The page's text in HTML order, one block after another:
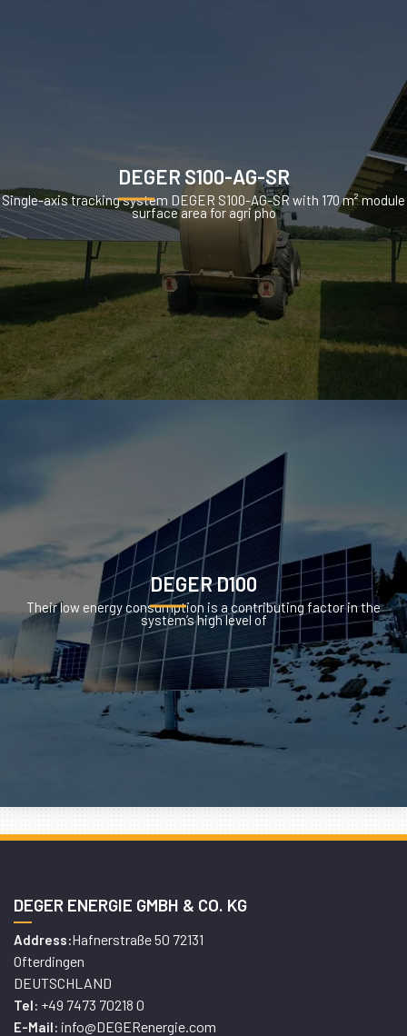
DEGER S100-AG-SR
Single-axis tracking system DEGER S100-AG-SR with 170 m² module
surface area for agri pho
DEGER D100
Their low energy consumption is a contributing factor in the
system’s high level of
DEGER ENERGIE GMBH & CO. KG
Address:Hafnerstraße 50 72131
Ofterdingen
DEUTSCHLAND
Tel: +49 7473 70218 0
E-Mail: info@DEGERenergie.com